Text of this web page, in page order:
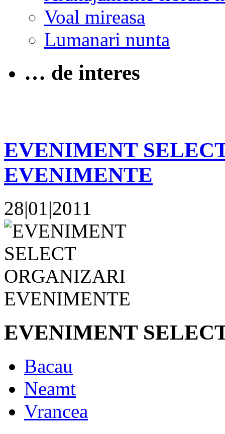
Voal mireasa
Lumanari nunta
… de interes
EVENIMENT
EVENIMENTE
28|01|2011
EVENIMENT
Bacau
Neamt
Vrancea